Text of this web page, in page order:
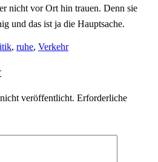
nicht vor Ort hin trauen. Denn sie
und das ist ja die Hauptsache.
, ruhe, Verkehr
veröffentlicht. Erforderliche